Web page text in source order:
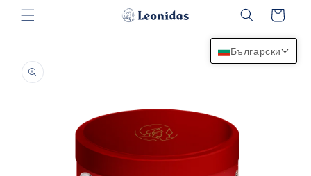
към
Количка
информацията
за продукта
Български